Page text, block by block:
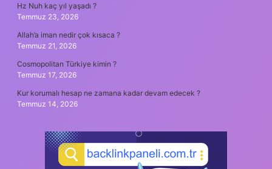
Hz Nuh kaç yıl yaşadı ?
Temmuz 23, 2026
Allah’a iman nedir çok kısaca ?
Temmuz 21, 2026
Cosmopolitan Türkiye kimin ?
Temmuz 17, 2026
Kur korumalı hesap ne zamana kadar devam edecek ?
Temmuz 14, 2026